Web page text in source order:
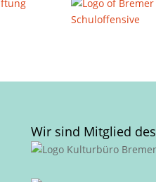
Wir sind Mitglied des